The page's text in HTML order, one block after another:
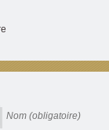
Nom (obligatoire)